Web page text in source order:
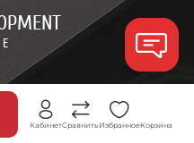
КабинетСравнитьИзбранноеКорзина